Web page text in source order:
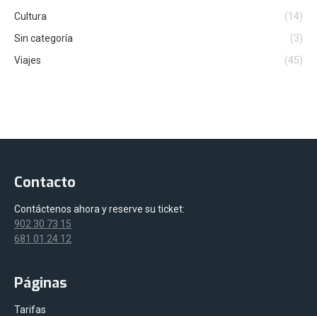
Cultura
(14)
Sin categoría
(3)
Viajes
(45)
Contacto
Contáctenos ahora y reserve su ticket:
902 30 73 15
681 01 24 12
Páginas
Tarifas